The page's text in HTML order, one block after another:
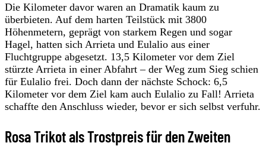
Die Kilometer davor waren an Dramatik kaum zu
überbieten. Auf dem harten Teilstück mit 3800
Höhenmetern, geprägt von starkem Regen und sogar
Hagel, hatten sich Arrieta und Eulalio aus einer
Fluchtgruppe abgesetzt. 13,5 Kilometer vor dem Ziel
stürzte Arrieta in einer Abfahrt – der Weg zum Sieg schien
für Eulalio frei. Doch dann der nächste Schock: 6,5
Kilometer vor dem Ziel kam auch Eulalio zu Fall! Arrieta
schaffte den Anschluss wieder, bevor er sich selbst verfuhr.
Rosa Trikot als Trostpreis für den Zweiten